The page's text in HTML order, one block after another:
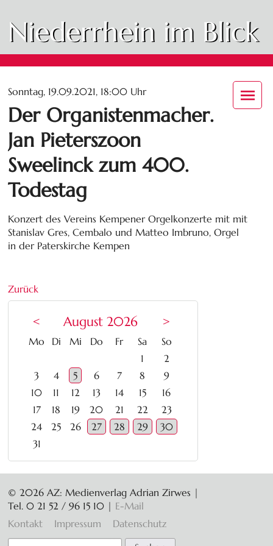
Niederrhein im Blick
Sonntag, 19.09.2021, 18:00 Uhr
Der Organistenmacher.
Jan Pieterszoon
Sweelinck zum 400.
Todestag
Konzert des Vereins Kempener Orgelkonzerte mit mit
Stanislav Gres, Cembalo und Matteo Imbruno, Orgel
in der Paterskirche Kempen
Zurück
< August 2026 >
Mo ntag
Dienstag
Mittwoch
Donnerstag
Freitag
Samstag
Sonntag
1
2
3
4 5 6 7 8
9
10
11 12 13 14 15
16
17
18 19 20 21 22
23
24
25 26 27 28 29
30
31
© 2026 AZ: Medienverlag Adrian Zirwes |
Tel. 0 21 52 / 96 15 10 | E-Mail
Navigation
überspringen
Kontakt Impressum Datenschutz